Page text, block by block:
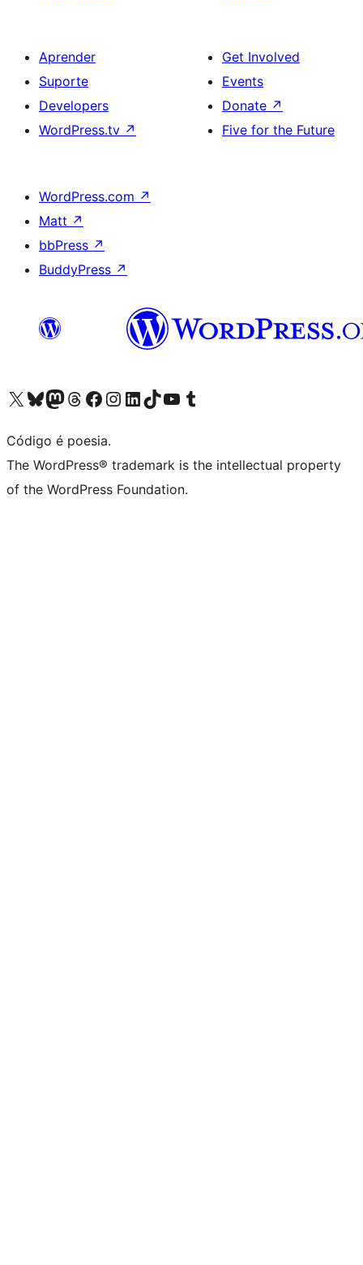
Aprender
Suporte
Developers
WordPress.tv ↗
Get Involved
Events
Donate ↗
Five for the Future
WordPress.com ↗
Matt ↗
bbPress ↗
BuddyPress ↗
Visite a nossa conta X (antigo Twitter)
Visit our Bluesky account
Visit our Mastodon account
Visit our Threads account
Visite a nossa página do Facebook
Visite a nossa conta no Instagram
Visite a nossa conta no LinkedIn
Visit our TikTok account
Visit our YouTube channel
Visit our Tumblr account
Código é poesia.
The WordPress® trademark is the intellectual property
of the WordPress Foundation.